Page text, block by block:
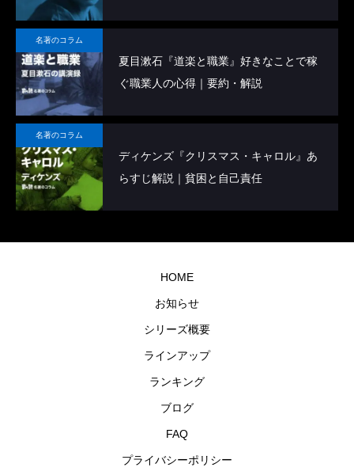
名著のコラム
夏目漱石『道楽と職業』好きなことで稼
ぐ職業人の心得｜要約・解説
名著のコラム
ディケンズ『クリスマス・キャロル』あ
らすじ解説｜貧困と自己責任
HOME
お知らせ
シリーズ概要
ラインアップ
ランキング
ブログ
FAQ
プライバシーポリシー